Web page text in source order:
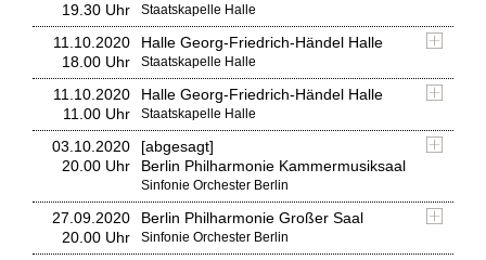
19.30 Uhr
Staatskapelle Halle
11.10.2020
18.00 Uhr
Halle Georg-Friedrich-Händel Halle
Staatskapelle Halle
11.10.2020
11.00 Uhr
Halle Georg-Friedrich-Händel Halle
Staatskapelle Halle
03.10.2020
20.00 Uhr
[abgesagt]
Berlin Philharmonie Kammermusiksaal
Sinfonie Orchester Berlin
27.09.2020
20.00 Uhr
Berlin Philharmonie Großer Saal
Sinfonie Orchester Berlin